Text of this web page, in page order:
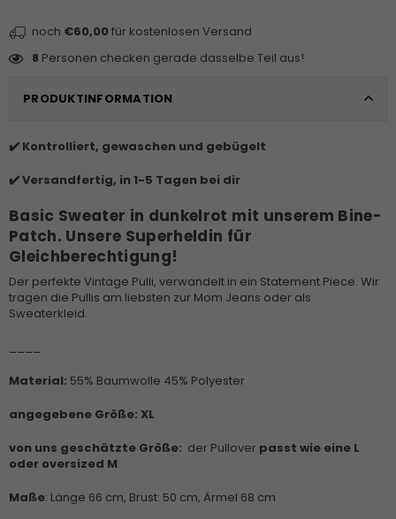
noch €60,00 für kostenlosen Versand
8 Personen checken gerade dasselbe Teil aus!
PRODUKTINFORMATION
✔️ Kontrolliert, gewaschen und gebügelt
✔️ Versandfertig, in 1-5 Tagen bei dir
Basic Sweater in dunkelrot mit unserem Bine-
Patch. Unsere Superheldin für
Gleichberechtigung!
Der perfekte Vintage Pulli, verwandelt in ein Statement Piece. Wir
tragen die Pullis am liebsten zur Mom Jeans oder als
Sweaterkleid.
Material: 55% Baumwolle 45% Polyester
angegebene Größe: XL
von uns geschätzte Größe: der Pullover passt wie eine L
oder oversized M
Maße: Länge 66 cm, Brust: 50 cm, Ärmel 68 cm